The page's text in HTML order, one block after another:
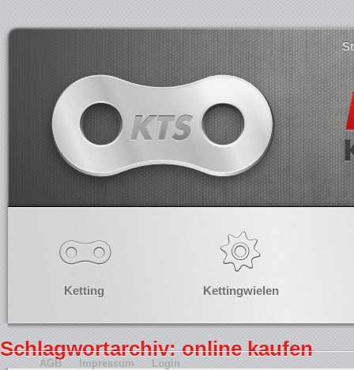
Ketting Kettingwielen
Schlagwortarchiv: online kaufen
AGB Impressum Login